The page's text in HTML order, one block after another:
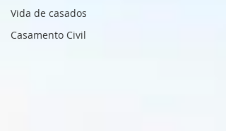
Vida de casados
Casamento Civil